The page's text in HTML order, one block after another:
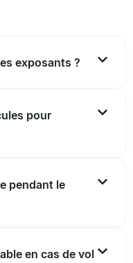
exposants ?
pour
pendant le
en cas de vol